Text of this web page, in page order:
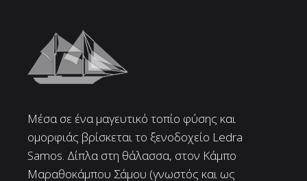
Μέσα σε ένα μαγευτικό τοπίο φύσης και
ομορφιάς βρίσκεται το ξενοδοχείο Ledra
Samos. Δίπλα στη θάλασσα, στον Κάμπο
Μαραθοκάμπου Σάμου (γνωστός και ως